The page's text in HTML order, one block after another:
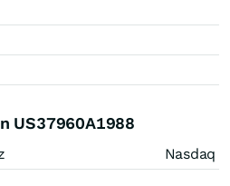
US37960A1988
Nasdaq